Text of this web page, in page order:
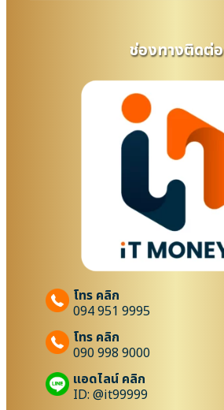
ช่องทางติดต่อ
โทร คลิก
094 951 9995
โทร คลิก
090 998 9000
แอดไลน์ คลิก
ID: @it99999